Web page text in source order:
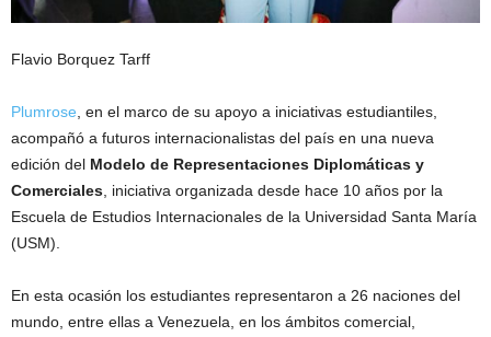
Flavio Borquez Tarff
Plumrose , en el marco de su apoyo a iniciativas estudiantiles,
acompañó a futuros internacionalistas del país en una nueva
edición del Modelo de Representaciones Diplomáticas y
Comerciales , iniciativa organizada desde hace 10 años por la
Escuela de Estudios Internacionales de la Universidad Santa María
(USM).
En esta ocasión los estudiantes representaron a 26 naciones del
mundo, entre ellas a Venezuela, en los ámbitos comercial,